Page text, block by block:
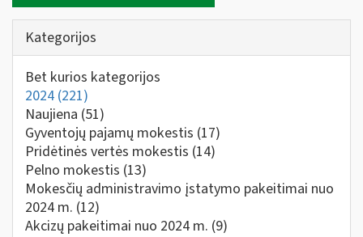
Kategorijos
Bet kurios kategorijos
2024 (221)
Naujiena (51)
Gyventojų pajamų mokestis (17)
Pridėtinės vertės mokestis (14)
Pelno mokestis (13)
Mokesčių administravimo įstatymo pakeitimai nuo
2024 m. (12)
Akcizų pakeitimai nuo 2024 m. (9)